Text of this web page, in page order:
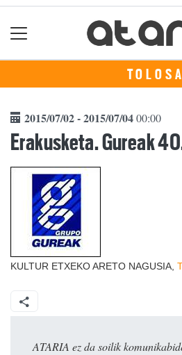
TOLOSA
2015/07/02 - 2015/07/0400:00
Erakusketa. Gureak
KULTUR ETXEKO ARETO NAGUSIA,
ATARIA ez da soilik